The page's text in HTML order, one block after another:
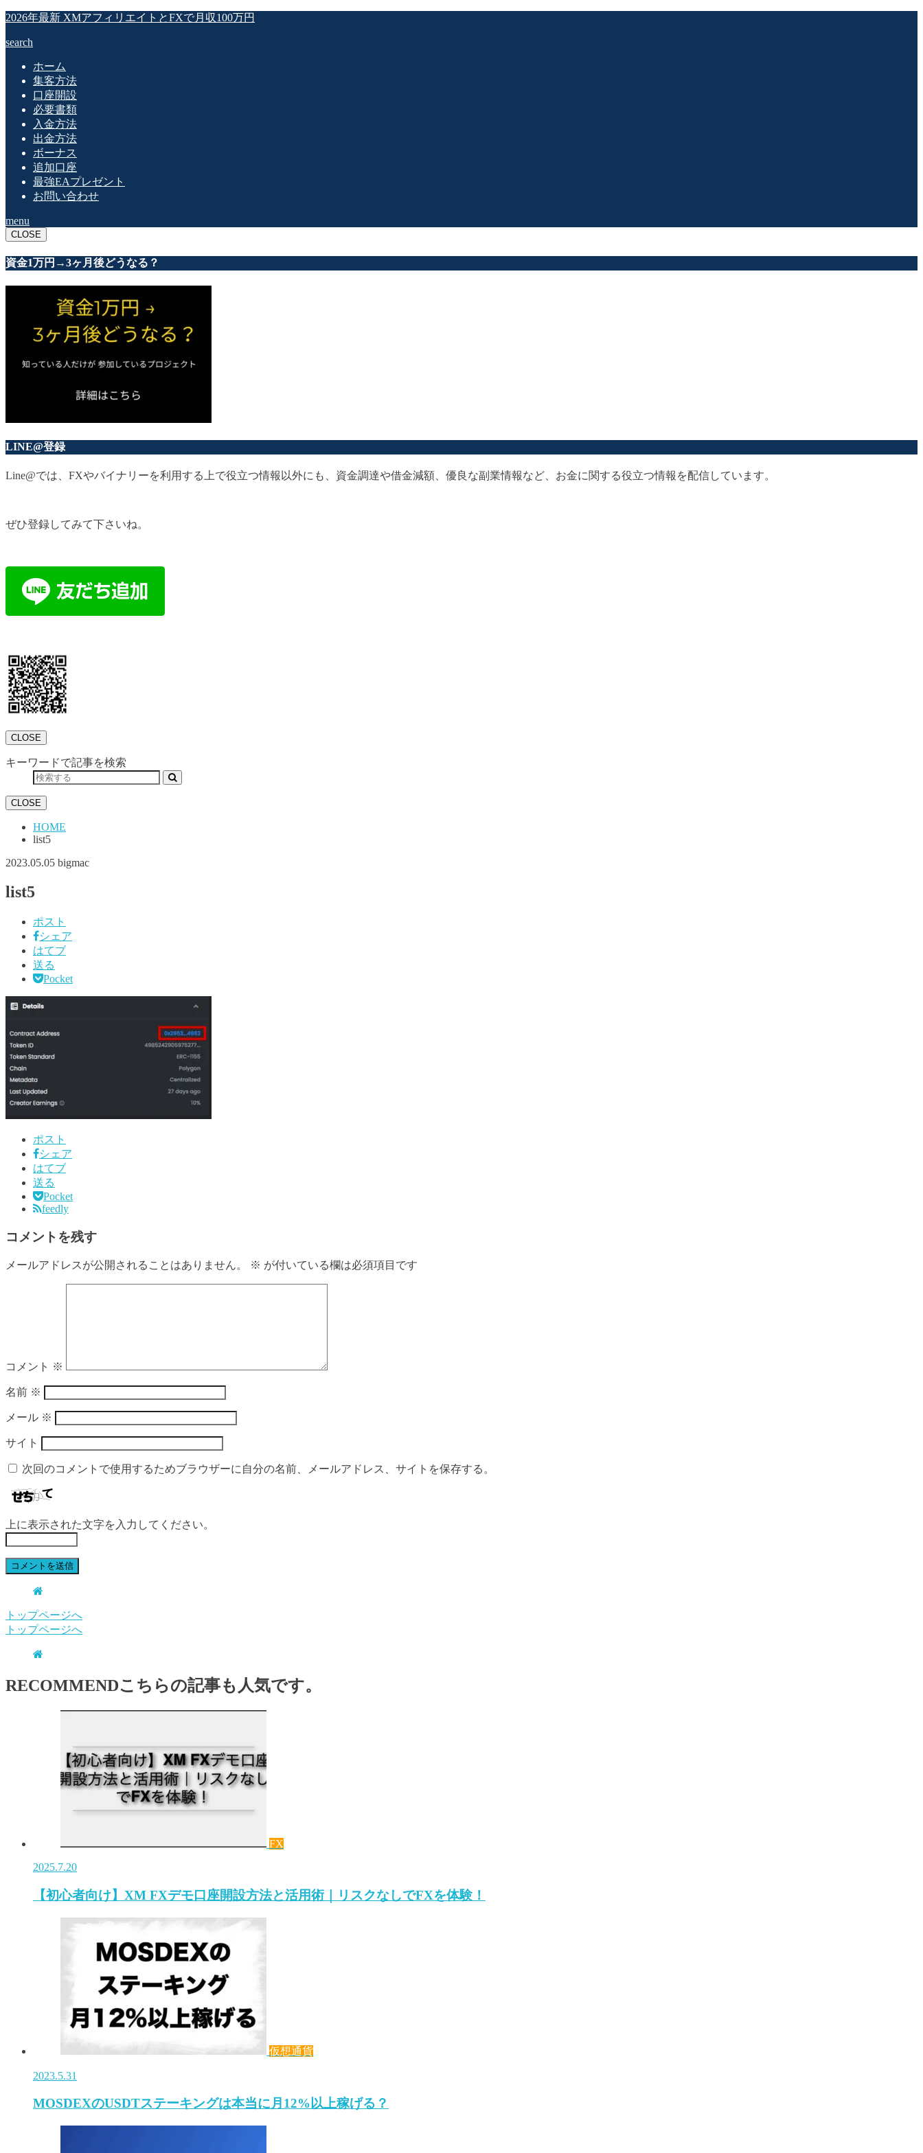
2026年最新 XMアフィリエイトとFXで月収100万円
search
ホーム
集客方法
口座開設
必要書類
入金方法
出金方法
ボーナス
追加口座
最強EAプレゼント
お問い合わせ
menu
CLOSE
資金1万円→3ヶ月後どうなる？
LINE@登録
Line@では、FXやバイナリーを利用する上で役立つ情報以外にも、資金調達や借金減額、優良な副業情報など、お金に関する役立つ情報を配信しています。
ぜひ登録してみて下さいね。
CLOSE
キーワードで記事を検索
CLOSE
HOME
list5
2023.05.05 bigmac
list5
ポスト
シェア
はてブ
送る
Pocket
ポスト
シェア
はてブ
送る
Pocket
feedly
コメントを残す
メールアドレスが公開されることはありません。 ※ が付いている欄は必須項目です
コメント ※
名前 ※
メール ※
サイト
次回のコメントで使用するためブラウザーに自分の名前、メールアドレス、サイトを保存する。
上に表示された文字を入力してください。
トップページへ
トップページへ
RECOMMENDこちらの記事も人気です。
FX
2025.7.20
【初心者向け】XM FXデモ口座開設方法と活用術｜リスクなしでFXを体験！
仮想通貨
2023.5.31
MOSDEXのUSDTステーキングは本当に月12%以上稼げる？